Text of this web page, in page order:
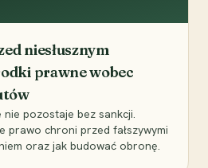
niesłusznym
prawne wobec
nie pozostaje bez sankcji.
prawo chroni przed fałszywymi
oraz jak budować obronę.